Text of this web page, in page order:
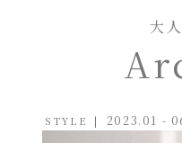
大
STYLE 2023.01 -